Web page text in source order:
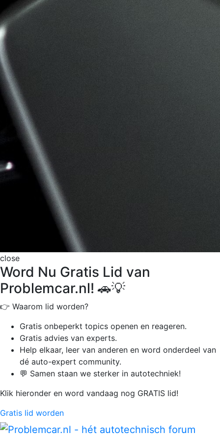
close
Word Nu Gratis Lid van
Problemcar.nl! 🚗💡
👉 Waarom lid worden?
Gratis onbeperkt topics openen en reageren.
Gratis advies van experts.
Help elkaar, leer van anderen en word onderdeel van
dé auto-expert community.
💬 Samen staan we sterker in autotechniek!
Klik hieronder en word vandaag nog GRATIS lid!
Gratis lid worden